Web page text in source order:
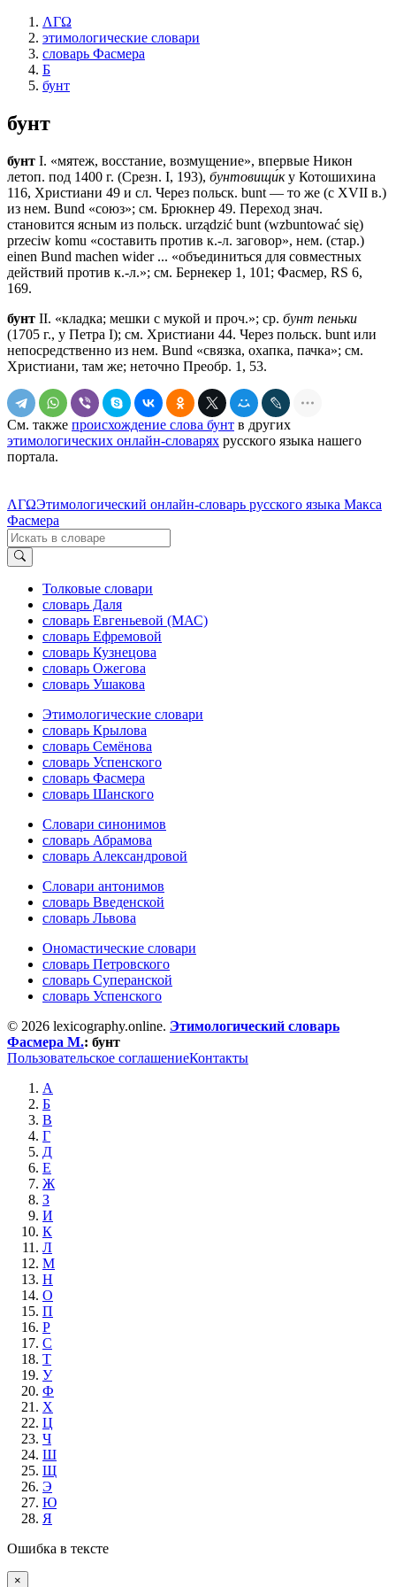
ΛΓΩ
этимологические словари
словарь Фасмера
Б
бунт
бунт
бунт I. «мятеж, восстание, возмущение», впервые Никон
летоп. под 1400 г. (Срезн. I, 193), бунтовищи́ку Котошихина
116, Христиани 49 и сл. Через польск. bunt — то же (с XVII в.)
из нем. Bund «союз»; см. Брюкнер 49. Переход знач.
становится ясным из польск. urządzić bunt (wzbuntować się)
przeciw komu «составить против к.-л. заговор», нем. (стар.)
einen Bund machen wider ... «объединиться для совместных
действий против к.-л.»; см. Бернекер 1, 101; Фасмер, RS 6,
169.
бунт II. «кладка; мешки с мукой и проч.»; ср. бунт пеньки
(1705 г., у Петра I); см. Христиани 44. Через польск. bunt или
непосредственно из нем. Bund «связка, охапка, пачка»; см.
Христиани, там же; неточно Преобр. 1, 53.
См. также происхождение слова бунт в других
этимологических онлайн-словарях русского языка нашего
портала.
ΛΓΩЭтимологический онлайн-словарь русского языка Макса
Фасмера
Толковые словари
словарь Даля
словарь Евгеньевой (МАС)
словарь Ефремовой
словарь Кузнецова
словарь Ожегова
словарь Ушакова
Этимологические словари
словарь Крылова
словарь Семёнова
словарь Успенского
словарь Фасмера
словарь Шанского
Словари синонимов
словарь Абрамова
словарь Александровой
Словари антонимов
словарь Введенской
словарь Львова
Ономастические словари
словарь Петровского
словарь Суперанской
словарь Успенского
© 2026 lexicography.online. Этимологический словарь
Фасмера М.: бунт
Пользовательское соглашениеКонтакты
А
Б
В
Г
Д
Е
Ж
З
И
К
Л
М
Н
О
П
Р
С
Т
У
Ф
Х
Ц
Ч
Ш
Щ
Э
Ю
Я
Ошибка в тексте
×